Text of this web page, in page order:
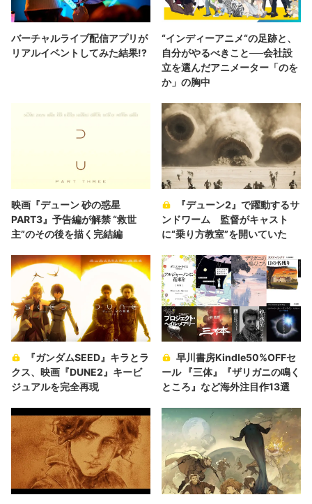
バーチャルライブ配信アプリが
リアルイベントしてみた結果!?
“インディーアニメ“の足跡と、
自分がやるべきこと──会社設
立を選んだアニメーター「のを
か」の胸中
映画『デューン 砂の惑星
PART3』予告編が解禁 “救世
主”のその後を描く完結編
『デューン2』で躍動するサ
ンドワーム 監督がキャスト
に“乗り方教室”を開いていた
『ガンダムSEED』キラとラ
クス、映画『DUNE2』キービ
ジュアルを完全再現
早川書房Kindle50%OFFセ
ール 『三体』『ザリガニの鳴く
ところ』など海外注目作13選